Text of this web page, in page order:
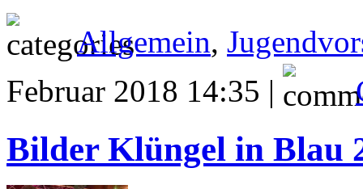
Allgemein,
Februar 2018 14:35 |
Bilder Klüngel in Blau